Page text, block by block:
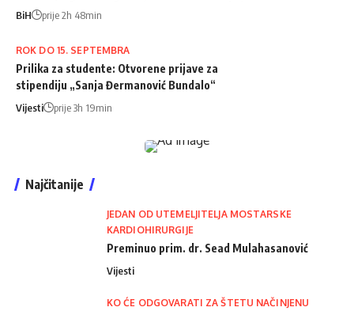
BiH prije 2h 48min
ROK DO 15. SEPTEMBRA
Prilika za studente: Otvorene prijave za
stipendiju „Sanja Đermanović Bundalo“
Vijesti prije 3h 19min
Najčitanije
JEDAN OD UTEMELJITELJA MOSTARSKE
KARDIOHIRURGIJE
Preminuo prim. dr. Sead Mulahasanović
Vijesti
KO ĆE ODGOVARATI ZA ŠTETU NAČINJENU